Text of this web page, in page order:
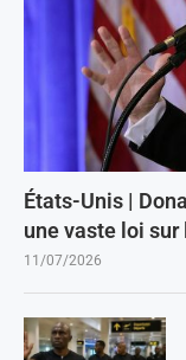
États-Unis |
une vaste loi
11/07/2026